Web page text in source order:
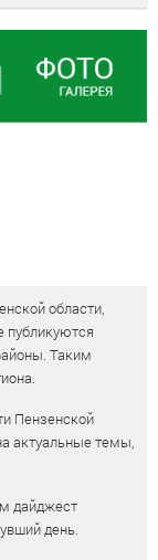
области,
публикуются
Таким
Пензенской
актуальные темы,
дайджест
день.